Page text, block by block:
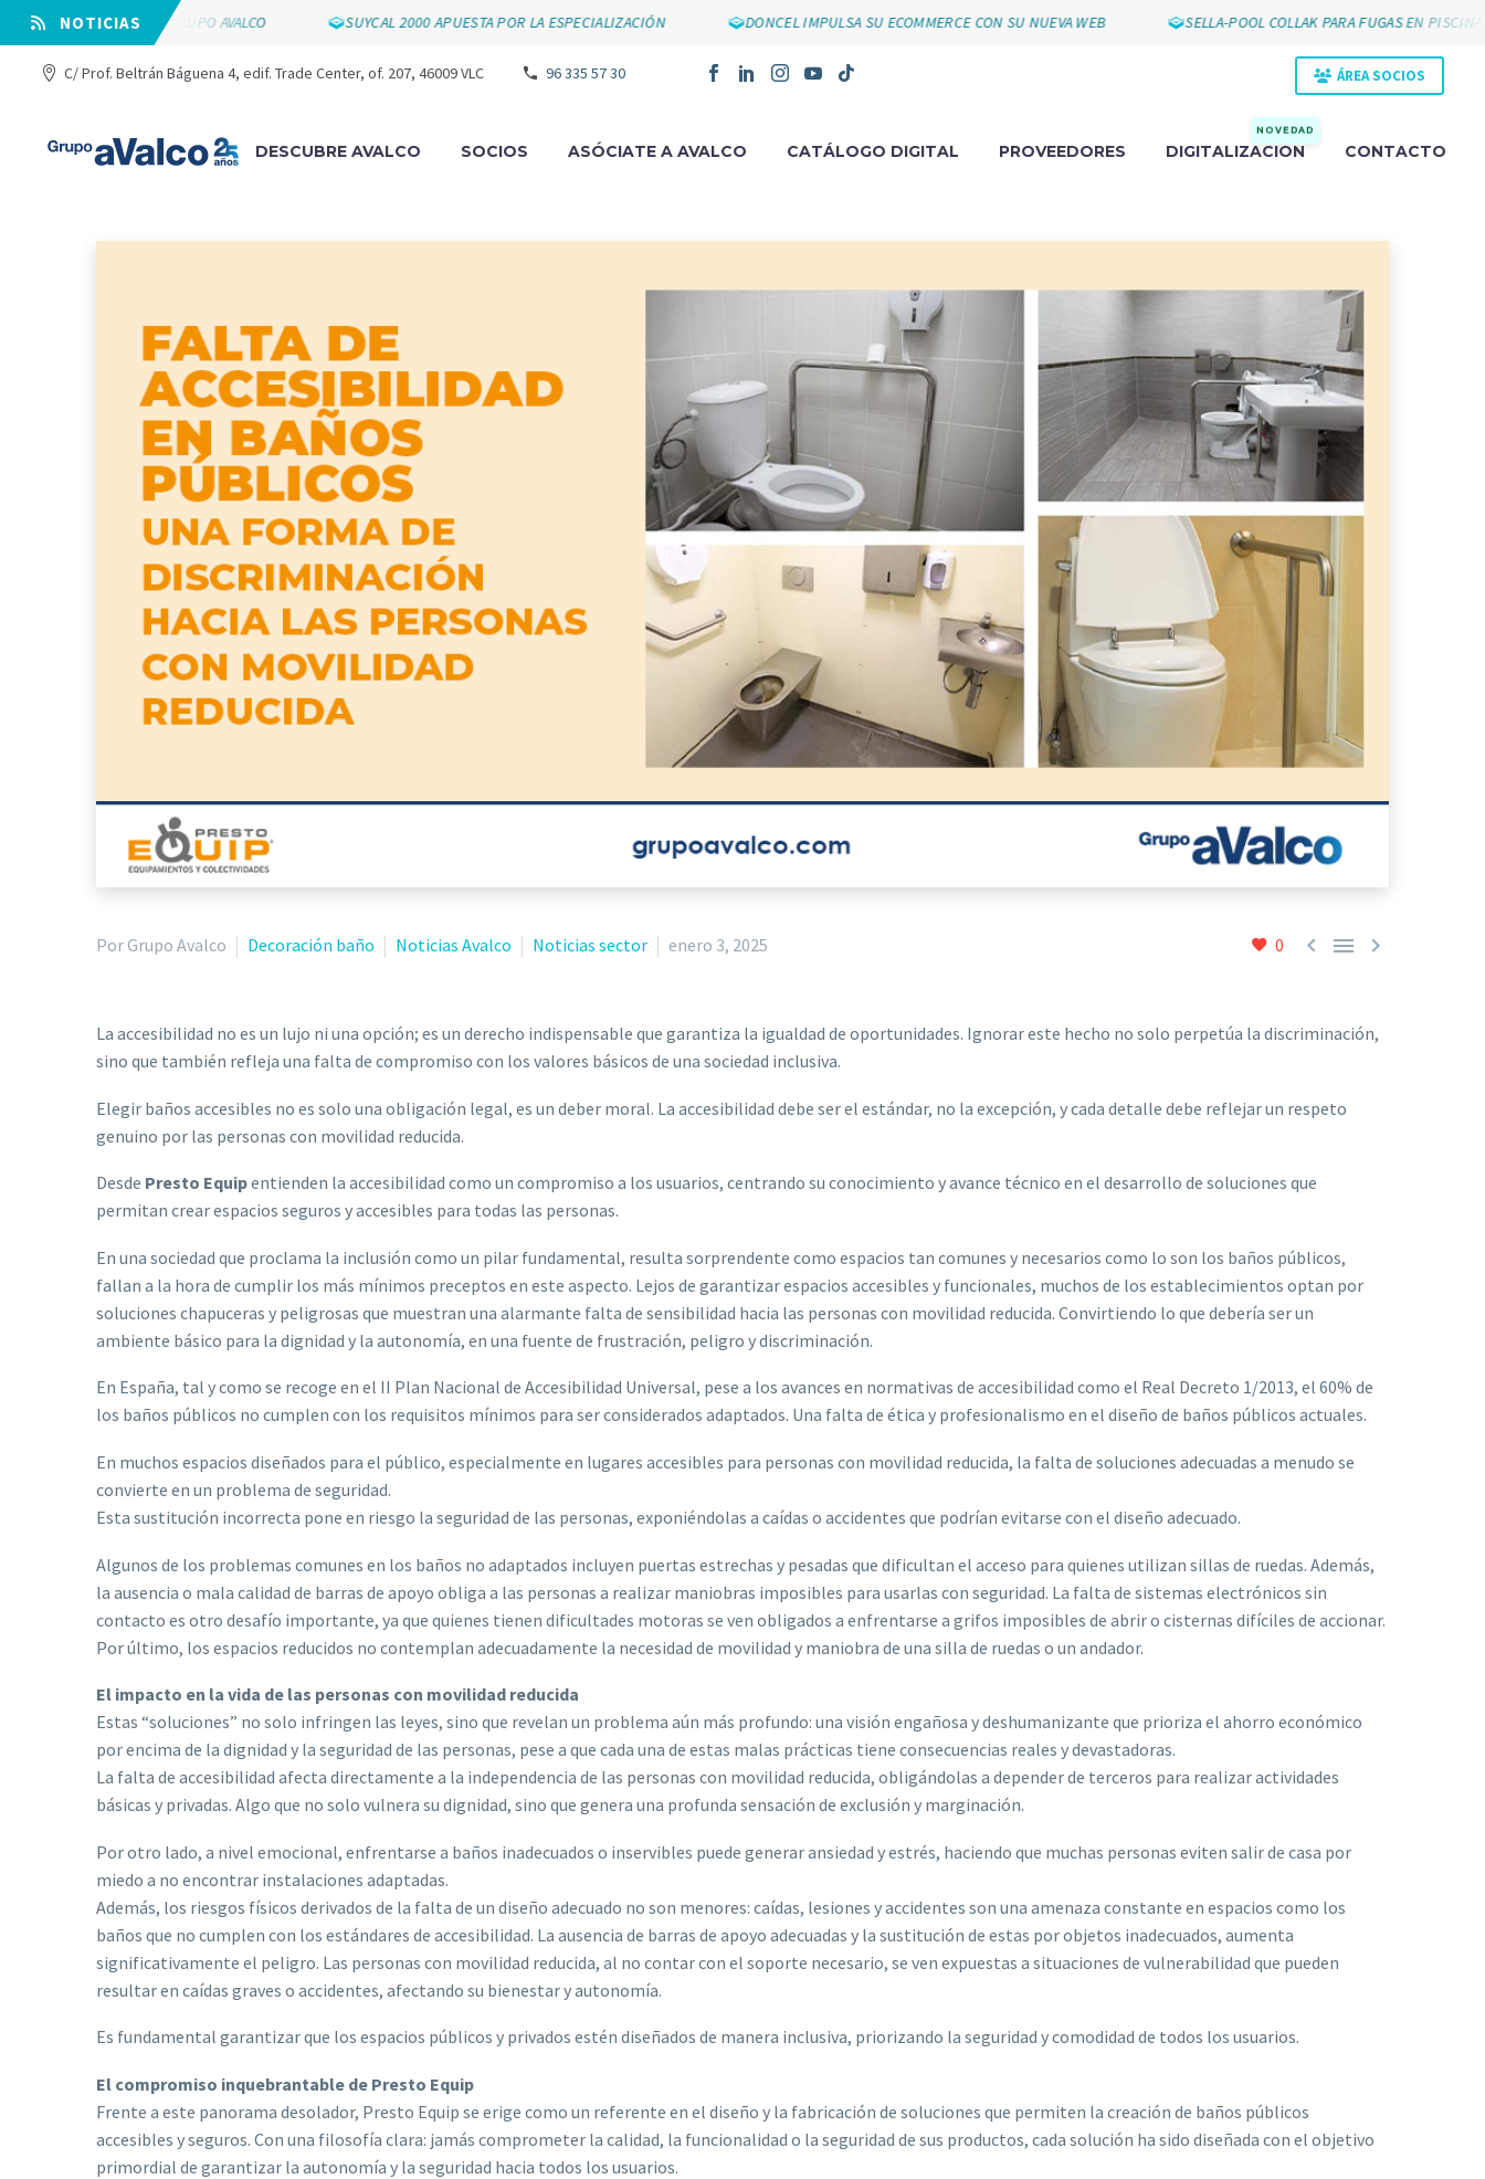
⠀NOTICIAS
LOS 25 AÑOS DE GRUPO AVALCO SUYCAL 2000 APUESTA POR LA ESPECIALIZACIÓN DONCEL IMPULSA SU ECOMMERCE CON SU NUEVA WEB SELLA-POOL COLLAK PARA FUGAS EN PISCINAS
C/ Prof. Beltrán Báguena 4, edif. Trade Center, of. 207, 46009 VLC 96 335 57 30 ÁREA SOCIOS
DESCUBRE AVALCO SOCIOS ASÓCIATE A AVALCO CATÁLOGO DIGITAL PROVEEDORES DIGITALIZACIÓN
NOVEDAD
CONTACTO
0   
Por Grupo Avalco Decoración baño Noticias Avalco Noticias sector enero 3, 2025
La accesibilidad no es un lujo ni una opción; es un derecho indispensable que garantiza la igualdad de oportunidades. Ignorar este hecho no solo perpetúa la discriminación,
sino que también refleja una falta de compromiso con los valores básicos de una sociedad inclusiva.
Elegir baños accesibles no es solo una obligación legal, es un deber moral. La accesibilidad debe ser el estándar, no la excepción, y cada detalle debe reflejar un respeto
genuino por las personas con movilidad reducida.
Desde Presto Equipentienden la accesibilidad como un compromiso a los usuarios, centrando su conocimiento y avance técnico en el desarrollo de soluciones que
permitan crear espacios seguros y accesibles para todas las personas.
En una sociedad que proclama la inclusión como un pilar fundamental, resulta sorprendente como espacios tan comunes y necesarios como lo son los baños públicos,
fallan a la hora de cumplir los más mínimos preceptos en este aspecto. Lejos de garantizar espacios accesibles y funcionales, muchos de los establecimientos optan por
soluciones chapuceras y peligrosas que muestran una alarmante falta de sensibilidad hacia las personas con movilidad reducida. Convirtiendo lo que debería ser un
ambiente básico para la dignidad y la autonomía, en una fuente de frustración, peligro y discriminación.
En España, tal y como se recoge en el II Plan Nacional de Accesibilidad Universal, pese a los avances en normativas de accesibilidad como el Real Decreto 1/2013, el 60% de
los baños públicos no cumplen con los requisitos mínimos para ser considerados adaptados. Una falta de ética y profesionalismo en el diseño de baños públicos actuales.
En muchos espacios diseñados para el público, especialmente en lugares accesibles para personas con movilidad reducida, la falta de soluciones adecuadas a menudo se
convierte en un problema de seguridad.
Esta sustitución incorrecta pone en riesgo la seguridad de las personas, exponiéndolas a caídas o accidentes que podrían evitarse con el diseño adecuado.
Algunos de los problemas comunes en los baños no adaptados incluyen puertas estrechas y pesadas que dificultan el acceso para quienes utilizan sillas de ruedas. Además,
la ausencia o mala calidad de barras de apoyo obliga a las personas a realizar maniobras imposibles para usarlas con seguridad. La falta de sistemas electrónicos sin
contacto es otro desafío importante, ya que quienes tienen dificultades motoras se ven obligados a enfrentarse a grifos imposibles de abrir o cisternas difíciles de accionar.
Por último, los espacios reducidos no contemplan adecuadamente la necesidad de movilidad y maniobra de una silla de ruedas o un andador.
El impacto en la vida de las personas con movilidad reducida
Estas “soluciones” no solo infringen las leyes, sino que revelan un problema aún más profundo: una visión engañosa y deshumanizante que prioriza el ahorro económico
por encima de la dignidad y la seguridad de las personas, pese a que cada una de estas malas prácticas tiene consecuencias reales y devastadoras.
La falta de accesibilidad afecta directamente a la independencia de las personas con movilidad reducida, obligándolas a depender de terceros para realizar actividades
básicas y privadas. Algo que no solo vulnera su dignidad, sino que genera una profunda sensación de exclusión y marginación.
Por otro lado, a nivel emocional, enfrentarse a baños inadecuados o inservibles puede generar ansiedad y estrés, haciendo que muchas personas eviten salir de casa por
miedo a no encontrar instalaciones adaptadas.
Además, los riesgos físicos derivados de la falta de un diseño adecuado no son menores: caídas, lesiones y accidentes son una amenaza constante en espacios como los
baños que no cumplen con los estándares de accesibilidad. La ausencia de barras de apoyo adecuadas y la sustitución de estas por objetos inadecuados, aumenta
significativamente el peligro. Las personas con movilidad reducida, al no contar con el soporte necesario, se ven expuestas a situaciones de vulnerabilidad que pueden
resultar en caídas graves o accidentes, afectando su bienestar y autonomía.
Es fundamental garantizar que los espacios públicos y privados estén diseñados de manera inclusiva, priorizando la seguridad y comodidad de todos los usuarios.
El compromiso inquebrantable de Presto Equip
Frente a este panorama desolador, Presto Equip se erige como un referente en el diseño y la fabricación de soluciones que permiten la creación de baños públicos
accesibles y seguros. Con una filosofía clara: jamás comprometer la calidad, la funcionalidad o la seguridad de sus productos, cada solución ha sido diseñada con el objetivo
primordial de garantizar la autonomía y la seguridad hacia todos los usuarios.